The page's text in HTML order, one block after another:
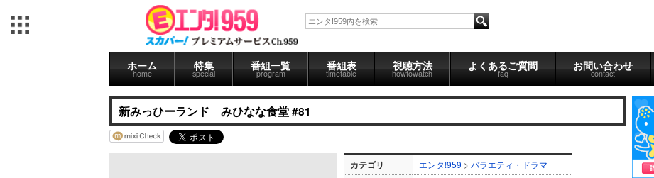
ホーム
home
特集
special
番組一覧
program
番組表
timetable
視聴方法
howtowatch
よくあるご質問
faq
お問い合わせ
contact
新みっひーランド みひなな食堂 #81
カテゴリ エンタ!959 > バラエティ・ドラマ